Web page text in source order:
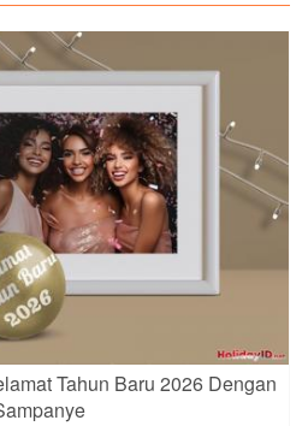
Tahun Baru 2026 Dengan